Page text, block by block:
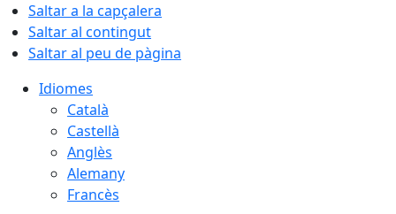
Saltar a la capçalera
Saltar al contingut
Saltar al peu de pàgina
Idiomes
Català
Castellà
Anglès
Alemany
Francès